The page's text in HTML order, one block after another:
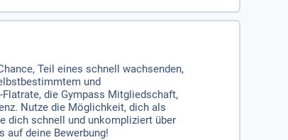
Teil eines schnell wachsenden,
und
die Gympass Mitgliedschaft,
Nutze die Möglichkeit, dich als
dich schnell und unkompliziert über
auf deine Bewerbung!